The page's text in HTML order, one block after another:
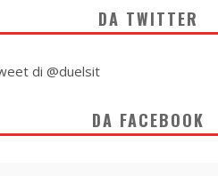
DA TWITTER
di @duelsit
DA FACEBOOK